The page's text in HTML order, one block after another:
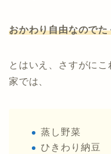
おかわり自由なので
とはいえ、さすがに
家では、
蒸し野菜
ひきわり納豆